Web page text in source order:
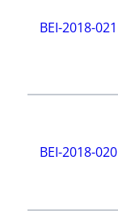
BEI-2018-021
BEI-2018-020